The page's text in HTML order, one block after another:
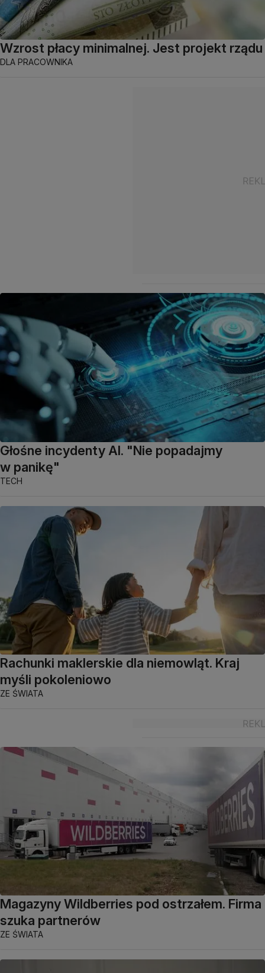
Wzrost płacy minimalnej. Jest projekt rządu
DLA PRACOWNIKA
Głośne incydenty AI. "Nie popadajmy
w panikę"
TECH
Rachunki maklerskie dla niemowląt. Kraj
myśli pokoleniowo
ZE ŚWIATA
Magazyny Wildberries pod ostrzałem. Firma
szuka partnerów
ZE ŚWIATA